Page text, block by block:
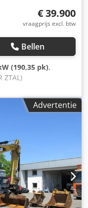
€ 39.900
vraagprijs excl. btw
Bellen
(190,35 pk),
ZTAL)
tegen
complete
(190 pk) •
•
• Airconditioning
• 600 mm
m³ en 1 x ripper •
kg - Duitse
- Alle
Zeppelin /
voorbehouden!
Schade: geen
Advertentie